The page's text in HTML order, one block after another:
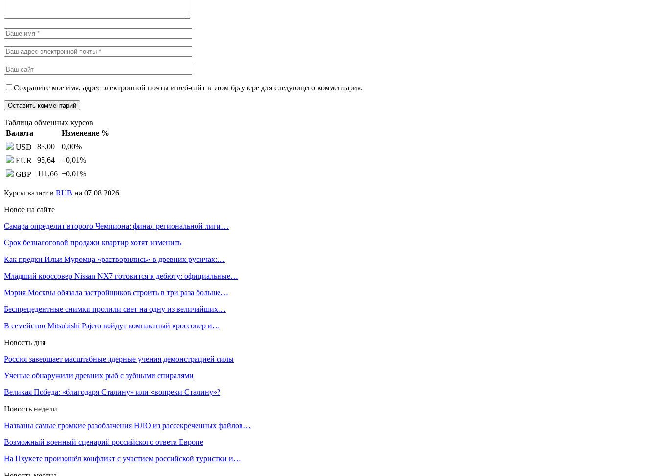
Сохраните мое имя, адрес электронной почты и веб-сайт в этом браузере для следующего комментария.
Таблица обменных курсов
Валюта
Изменение %
USD
83,00 0,00%
EUR
95,64 +0,01%
GBP
111,66 +0,01%
Курсы валют в RUB на 07.08.2026
Новое на сайте
Самара определит второго Чемпиона: финал региональной лиги…
Срок безналоговой продажи квартир хотят изменить
Как предки Ильи Муромца «растворились» в древних русичах:…
Младший кроссовер Nissan NX7 готовится к дебюту: официальные…
Мэрия Москвы обязала застройщиков строить в три раза больше…
Беспрецедентные снимки пролили свет на одну из величайших…
В семейство Mitsubishi Pajero войдут компактный кроссовер и…
Новость дня
Россия завершает масштабные ядерные учения демонстрацией силы
Ученые обнаружили древних рыб с зубными спиралями
Великая Победа: «благодаря Сталину» или «вопреки Сталину»?
Новость недели
Названы самые громкие разоблачения НЛО из рассекреченных файлов…
Возможный военный сценарий российского ответа Европе
На Пхукете произошёл конфликт с участием российской туристки и…